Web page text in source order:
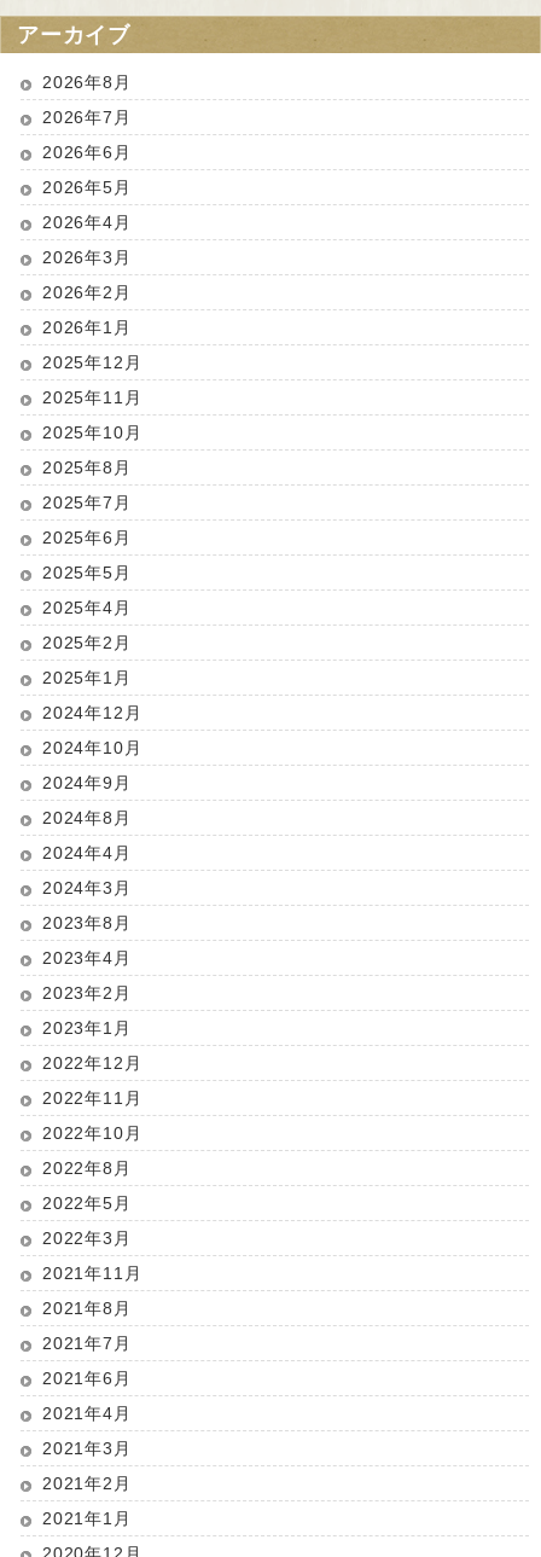
アーカイブ
2026年8月
2026年7月
2026年6月
2026年5月
2026年4月
2026年3月
2026年2月
2026年1月
2025年12月
2025年11月
2025年10月
2025年8月
2025年7月
2025年6月
2025年5月
2025年4月
2025年2月
2025年1月
2024年12月
2024年10月
2024年9月
2024年8月
2024年4月
2024年3月
2023年8月
2023年4月
2023年2月
2023年1月
2022年12月
2022年11月
2022年10月
2022年8月
2022年5月
2022年3月
2021年11月
2021年8月
2021年7月
2021年6月
2021年4月
2021年3月
2021年2月
2021年1月